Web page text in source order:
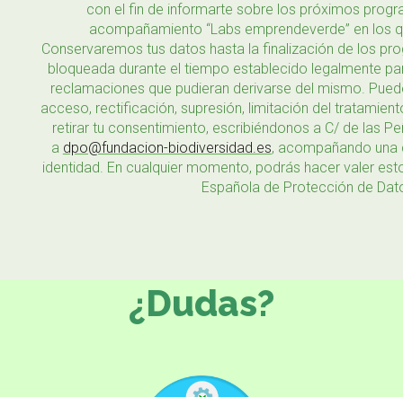
con el fin de informarte sobre los próximos
acompañamiento “Labs emprendeverde” en los
Conservaremos tus datos hasta la finalización de los
bloqueada durante el tiempo establecido legalmente
reclamaciones que pudieran derivarse del mismo.
acceso, rectificación, supresión, limitación del
retirar tu consentimiento, escribiéndonos a C/ de las
a dpo@fundacion-biodiversidad.es, acompañando
identidad. En cualquier momento, podrás hacer valer
Española de Protección de
¿Dudas?